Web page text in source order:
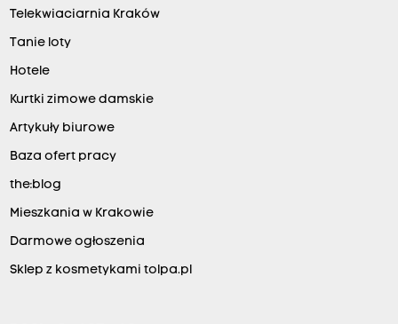
Telekwiaciarnia Kraków
Tanie loty
Hotele
Kurtki zimowe damskie
Artykuły biurowe
Baza ofert pracy
the:blog
Mieszkania w Krakowie
Darmowe ogłoszenia
Sklep z kosmetykami tolpa.pl